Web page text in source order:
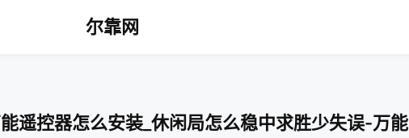
尔靠网
遥控器怎么安装_休闲局怎么稳中求胜少失误-万能